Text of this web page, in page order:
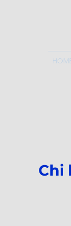
Chi